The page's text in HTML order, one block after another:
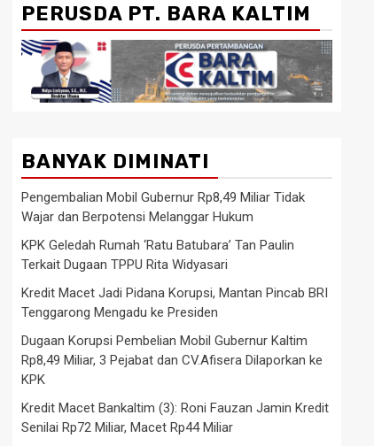
PERUSDA PT. BARA KALTIM
BANYAK DIMINATI
Pengembalian Mobil Gubernur Rp8,49 Miliar Tidak
Wajar dan Berpotensi Melanggar Hukum
KPK Geledah Rumah ‘Ratu Batubara’ Tan Paulin
Terkait Dugaan TPPU Rita Widyasari
Kredit Macet Jadi Pidana Korupsi, Mantan Pincab BRI
Tenggarong Mengadu ke Presiden
Dugaan Korupsi Pembelian Mobil Gubernur Kaltim
Rp8,49 Miliar, 3 Pejabat dan CV.Afisera Dilaporkan ke
KPK
Kredit Macet Bankaltim (3): Roni Fauzan Jamin Kredit
Senilai Rp72 Miliar, Macet Rp44 Miliar